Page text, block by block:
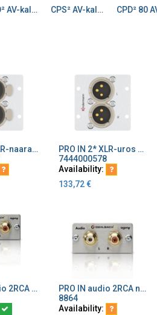
CPD² AV-kaluste reunaan CPS² AV-kaluste upotet
Cart
PRO IN 2* XLR-naaras 3Pin 50*50 mm
Add to Cart
PRO IN 2* XLR-uros 3Pin 50*50 mm
7444000578
Availability:
133,72€
Cart
PRO IN -Audio 2RCA naarasliitin 20cm kaapelilla
Add to Cart
PRO IN audio 2RCA naarasliitin naaras/naaras
8864
Availability: